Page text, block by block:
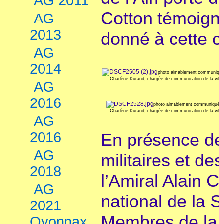
AG
2013
AG
2014
AG
2016
AG
2016
AG
2018
AG
2021
Cotton
donné à cette
photo aimablement
Charlène Durand, chargée de communication de la
photo aimablement
Charlène Durand, chargée de communication de la
En présence
militaires et
l’Amiral Alain
national de la